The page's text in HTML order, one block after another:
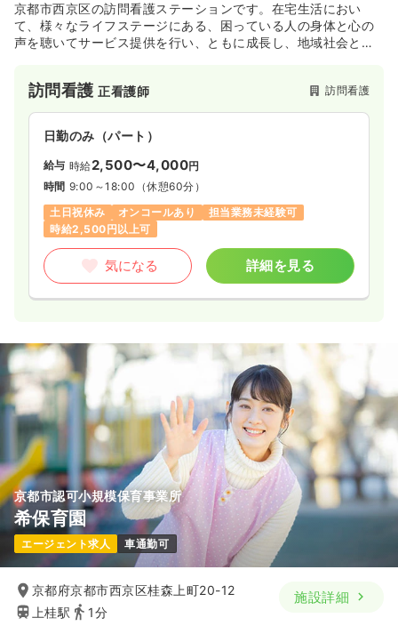
京都市西京区の訪問看護ステーションです。在宅生活におい
て、様々なライフステージにある、困っている人の身体と心の
声を聴いてサービス提供を行い、ともに成長し、地域社会との
訪問看護正看護師 訪問看護
日勤のみ（パート）
給与 時給2,500〜4,000円
時間 9:00～18:00 （休憩60分）
土日祝休み
オンコールあり
担当業務未経験可
時給2,500円以上可
気になる 詳細を見る
京都市認可小規模保育事業所
希保育園
エージェント求人 車通勤可
京都府京都市西京区桂森上町20-12
上桂駅
1分
施設詳細